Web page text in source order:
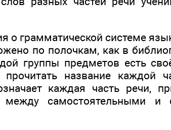
о грамматической системе
по полочкам, как в
группы предметов есть
название каждой
каждая часть речи,
самостоятельными и